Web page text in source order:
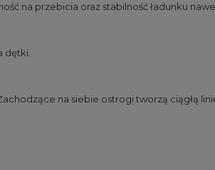
na przebicia oraz stabilność ładunku
dętki.
na siebie ostrogi tworzą ciągłą